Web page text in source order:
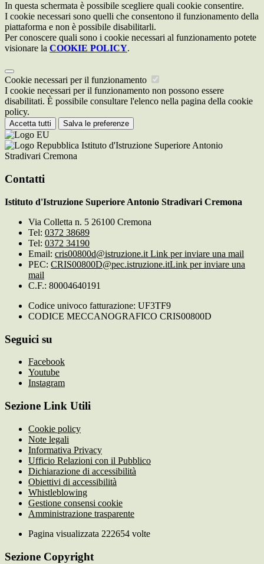
In questa schermata è possibile scegliere quali cookie consentire.
I cookie necessari sono quelli che consentono il funzionamento della
piattaforma e non è possibile disabilitarli.
Per conoscere quali sono i cookie necessari al funzionamento potete
visionare la COOKIE POLICY.
Cookie necessari per il funzionamento
I cookie necessari per il funzionamento non possono essere
disabilitati. È possibile consultare l'elenco nella pagina della cookie
policy.
Accetta tutti Salva le preferenze
Istituto d'Istruzione Superiore Antonio
Stradivari Cremona
Contatti
Istituto d'Istruzione Superiore Antonio Stradivari Cremona
Via Colletta n. 5 26100 Cremona
Tel: 0372 38689
Tel: 0372 34190
Email: cris00800d@istruzione.it Link per inviare una mail
PEC: CRIS00800D@pec.istruzione.itLink per inviare una
mail
C.F.: 80004640191
Codice univoco fatturazione: UF3TF9
CODICE MECCANOGRAFICO CRIS00800D
Seguici su
Facebook
Youtube
Instagram
Sezione Link Utili
Cookie policy
Note legali
Informativa Privacy
Ufficio Relazioni con il Pubblico
Dichiarazione di accessibilità
Obiettivi di accessibilità
Whistleblowing
Gestione consensi cookie
Amministrazione trasparente
Pagina visualizzata 222654 volte
Sezione Copyright